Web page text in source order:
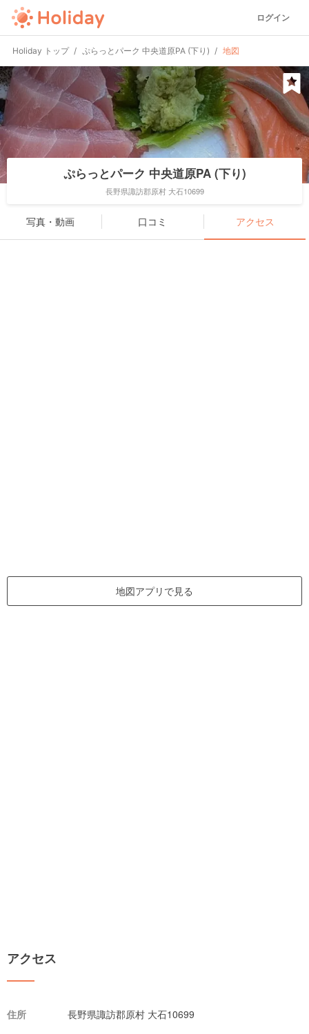
ログイン
Holiday トップ ぷらっとパーク 中央道原PA (下り) 地図
ぷらっとパーク 中央道原PA (下り)
長野県諏訪郡原村 大石10699
写真・動画 口コミ アクセス
地図アプリで見る
アクセス
住所 長野県諏訪郡原村 大石10699